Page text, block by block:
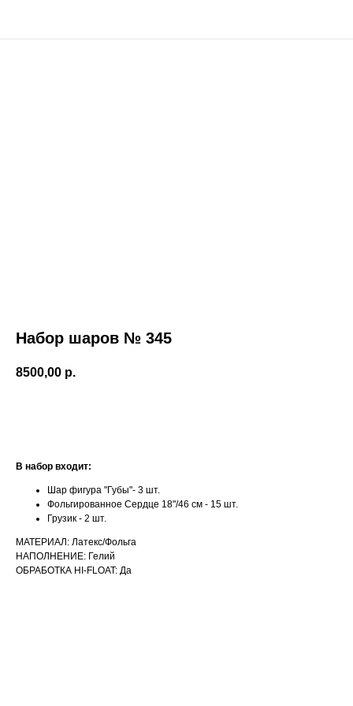
Набор шаров № 345
8500,00 р.
В набор входит:
Шар фигура "Губы"- 3 шт.
Фольгированное Сердце 18"/46 см - 15 шт.
Грузик - 2 шт.
МАТЕРИАЛ: Латекс/Фольга
НАПОЛНЕНИЕ: Гелий
ОБРАБОТКА HI-FLOAT: Да